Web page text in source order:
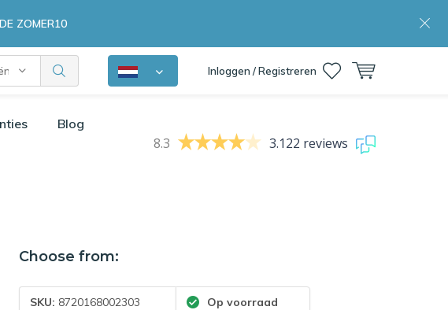
Inloggen / Registreren
ZOMER10
Blog
8.3 3.122 reviews
Choose from:
SKU: 8720168002303 Op voorraad